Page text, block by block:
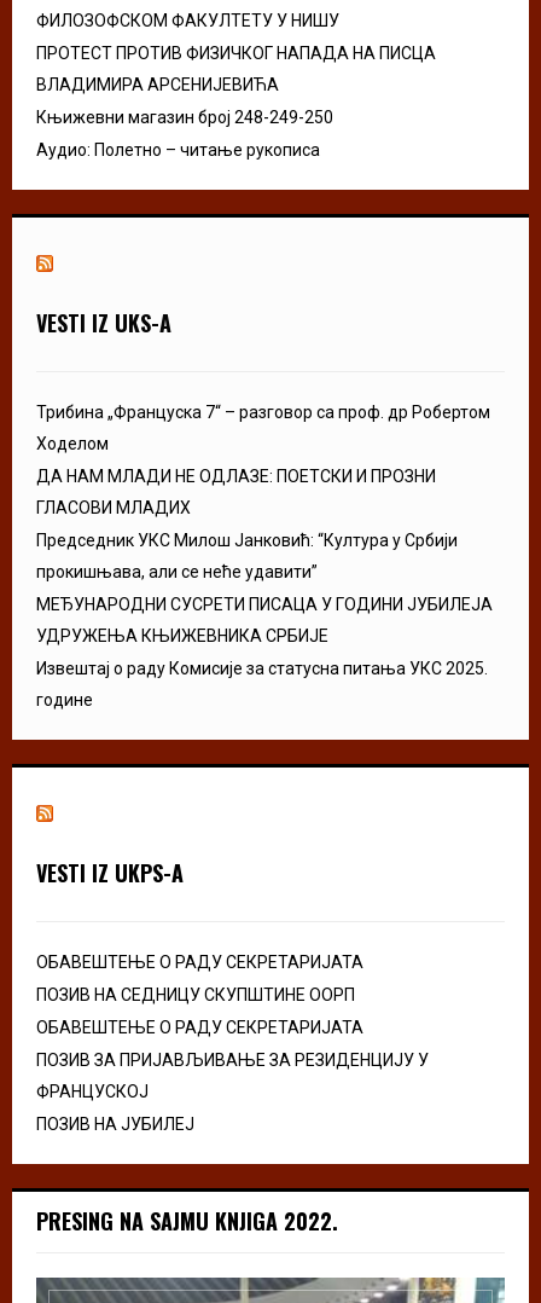
ФИЛОЗОФСКОМ ФАКУЛТЕТУ У НИШУ
ПРОТЕСТ ПРОТИВ ФИЗИЧКОГ НАПАДА НА ПИСЦА
ВЛАДИМИРА АРСЕНИЈЕВИЋА
Књижевни магазин број 248-249-250
Аудио: Полетно – читање рукописа
VESTI IZ UKS-A
Трибина „Француска 7“ – разговор са проф. др Робертом
Ходелом
ДА НАМ МЛАДИ НЕ ОДЛАЗЕ: ПОЕТСКИ И ПРОЗНИ
ГЛАСОВИ МЛАДИХ
Председник УКС Милош Јанковић: “Култура у Србији
прокишњава, али се неће удавити”
МЕЂУНАРОДНИ СУСРЕТИ ПИСАЦА У ГОДИНИ ЈУБИЛЕЈА
УДРУЖЕЊА КЊИЖЕВНИКА СРБИЈЕ
Извештај о раду Комисије за статусна питања УКС 2025.
године
VESTI IZ UKPS-A
ОБАВЕШТЕЊЕ О РАДУ СЕКРЕТАРИЈАТА
ПОЗИВ НА СЕДНИЦУ СКУПШТИНЕ ООРП
ОБАВЕШТЕЊЕ О РАДУ СЕКРЕТАРИЈАТА
ПОЗИВ ЗА ПРИЈАВЉИВАЊЕ ЗА РЕЗИДЕНЦИЈУ У
ФРАНЦУСКОЈ
ПОЗИВ НА ЈУБИЛЕЈ
PRESING NA SAJMU KNJIGA 2022.